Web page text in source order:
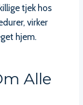
tjek hos
virker
hjem.
Alle